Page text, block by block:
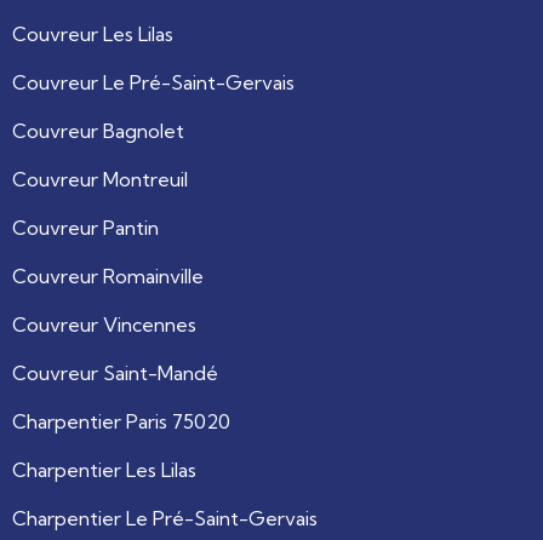
Couvreur Les Lilas
Couvreur Le Pré-Saint-Gervais
Couvreur Bagnolet
Couvreur Montreuil
Couvreur Pantin
Couvreur Romainville
Couvreur Vincennes
Couvreur Saint-Mandé
Charpentier Paris 75020
Charpentier Les Lilas
Charpentier Le Pré-Saint-Gervais